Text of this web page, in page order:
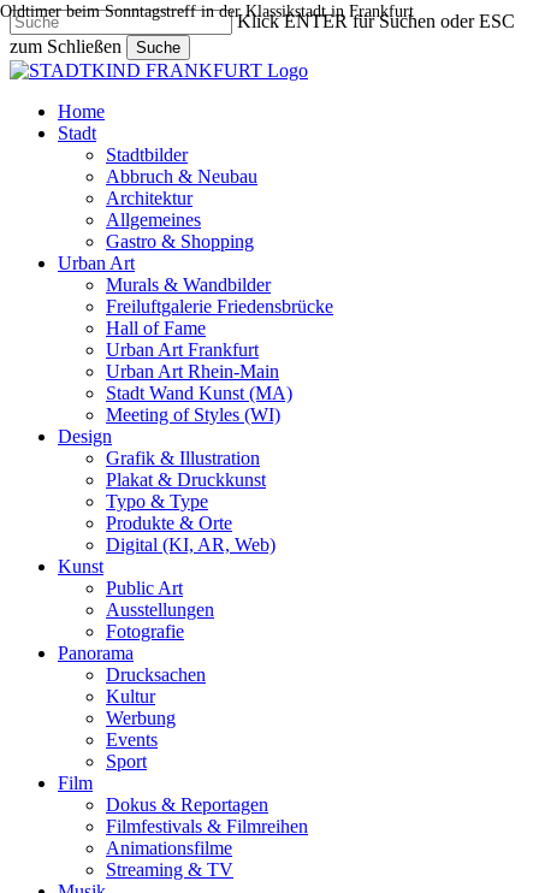
Skip
to
main
content
Klick ENTER für Suchen oder ESC
zum Schließen
Suche
Close
search
Menu
Home
Stadt
Stadtbilder
Abbruch & Neubau
Architektur
Allgemeines
Gastro & Shopping
Urban Art
Murals & Wandbilder
Freiluftgalerie Friedensbrücke
Hall of Fame
Urban Art Frankfurt
Urban Art Rhein-Main
Stadt Wand Kunst (MA)
Meeting of Styles (WI)
Design
Grafik & Illustration
Plakat & Druckkunst
Typo & Type
Produkte & Orte
Digital (KI, AR, Web)
Kunst
Public Art
Ausstellungen
Fotografie
Panorama
Drucksachen
Kultur
Werbung
Events
Sport
Film
Dokus & Reportagen
Filmfestivals & Filmreihen
Animationsfilme
Streaming & TV
Oldtimer beim Sonntagstreff in der Klassikstadt in Frankfurt